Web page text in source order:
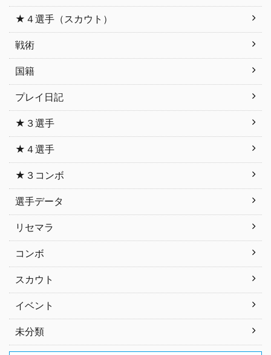
★４選手（スカウト）
戦術
国籍
プレイ日記
★３選手
★４選手
★３コンボ
選手データ
リセマラ
コンボ
スカウト
イベント
未分類